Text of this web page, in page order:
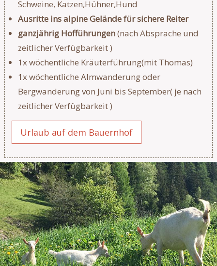
Schweine, Katzen,Hühner,Hund
Ausritte ins alpine Gelände für sichere Reiter
ganzjährig Hofführungen(nach Absprache und
zeitlicher Verfügbarkeit )
1x wöchentliche Kräuterführung(mit Thomas)
1x wöchentliche Almwanderung oder
Bergwanderung von Juni bis September( je nach
zeitlicher Verfügbarkeit )
Urlaub auf dem Bauernhof